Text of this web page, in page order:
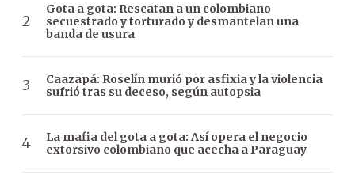
Gota a gota: Rescatan a un colombiano
secuestrado y torturado y desmantelan una
banda de usura
Caazapá: Roselín murió por asfixia y la violencia
sufrió tras su deceso, según autopsia
La mafia del gota a gota: Así opera el negocio
extorsivo colombiano que acecha a Paraguay